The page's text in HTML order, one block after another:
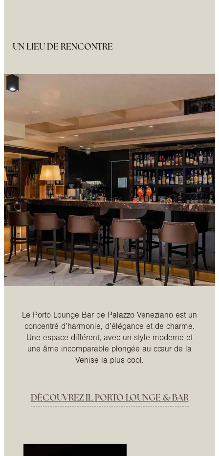
UN LIEU DE RENCONTRE
Le Porto Lounge Bar de Palazzo Veneziano est un
concentré d’harmonie, d’élégance et de charme.
Une espace différent, avec un style moderne et
une âme incomparable plongée au cœur de la
Venise la plus cool.
DÉCOUVREZ IL PORTO LOUNGE & BAR